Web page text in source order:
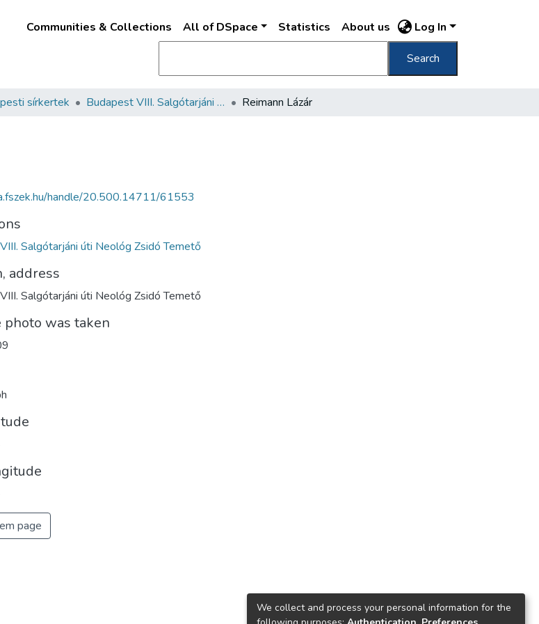
Communities & Collections All of DSpace Statistics About us Log In
Search
sírkertek Budapest VIII. Salgótarjáni úti Neológ Zsidó Temető Reimann Lázár
handle/20.500.14711/61553
Salgótarjáni úti Neológ Zsidó Temető
address
Salgótarjáni úti Neológ Zsidó Temető
photo was taken
page
We collect and process your personal information for the